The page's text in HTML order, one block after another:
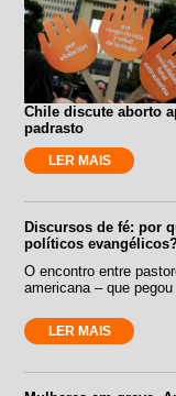
Chile discute aborto
padrasto
LER MAIS
Discursos de fé: por
políticos
O encontro entre
americana – que
LER MAIS